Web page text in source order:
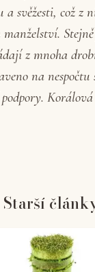
a svěžesti, což z
z mnoha
na nespočtu
Starší